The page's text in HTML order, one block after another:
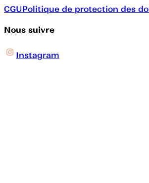
CGUPolitique de protection des
Nous suivre
Instagram